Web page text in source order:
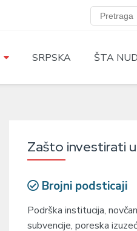
SRPSKA ŠTA
Zašto investirati
Brojni podsticaji
Podrška institucija,
subvencije, poreska